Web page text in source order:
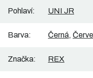
Pohlaví: UNI JR
Barva: Černá,
Značka: REX